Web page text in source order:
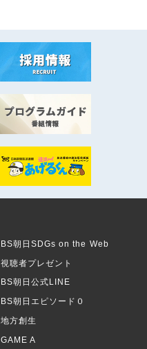
BS朝日SDGs on the Web
視聴者プレゼント
BS朝日公式LINE
BS朝日エピソード０
地方創生
GAME A